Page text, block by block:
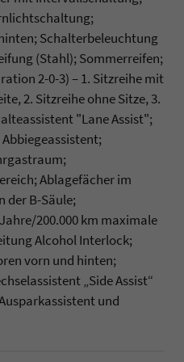
Schalterbeleuchtung
(Stahl); Sommerreifen;
2-0-3) – 1. Sitzreihe mit
2. Sitzreihe ohne Sitze, 3.
"Lane Assist";
Ablagefächer im
der B-Säule;
200.000 km maximale
Alcohol Interlock;
vorn und hinten;
„Side Assist“
und